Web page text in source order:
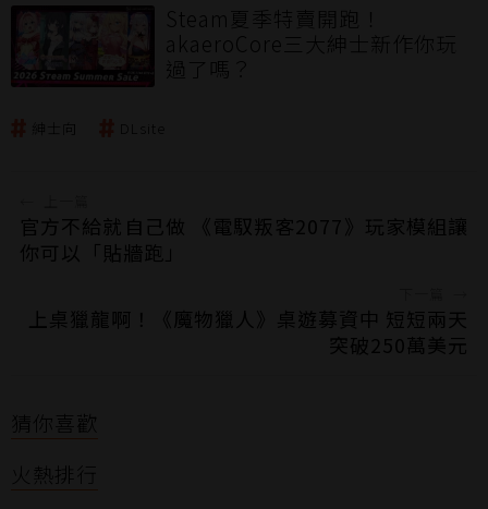
遊戲體驗
Steam夏季特賣開跑！
akaeroCore三大紳士新作你玩
過了嗎？
紳士向
官方不給就自己做 《電馭叛客2077》玩家模組讓
你可以「貼牆跑」
上桌獵龍啊！《魔物獵人》桌遊募資中 短短兩天
突破250萬美元
猜你喜歡
火熱排行